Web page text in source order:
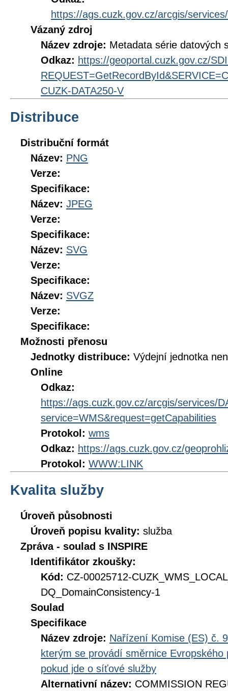
https://ags.cuzk.gov.cz/arcgis/
Vázaný zdroj
Název zdroje: Metadata série datových
Odkaz: https://geoportal.cuzk.gov.cz/
CUZK-DATA250-V
Distribuce
Distribuční formát
Název: PNG
Verze:
Specifikace:
Název: JPEG
Verze:
Specifikace:
Název: SVG
Verze:
Specifikace:
Název: SVGZ
Verze:
Specifikace:
Možnosti přenosu
Jednotky distribuce: Výdejní jednotka
Online
Odkaz:
https://ags.cuzk.gov.cz/arcgis/services/
service=WMS&request=getCapabilities
Protokol: wms
Odkaz: https://ags.cuzk.gov.cz/
Protokol: WWW:LINK
Kvalita služby
Úroveň působnosti
Úroveň popisu kvality: služba
Zpráva - soulad s INSPIRE
Identifikátor zkoušky:
Kód: CZ-00025712-
DQ_DomainConsistency-1
Soulad
Specifikace
Název zdroje: Nařízení Komise (ES) č.
kterým se provádí směrnice
pokud jde o síťové služby
Alternativní název: COMMISSION